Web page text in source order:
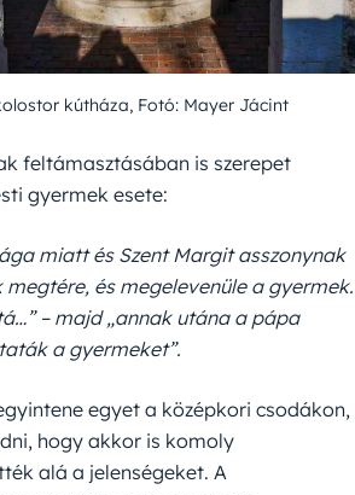
kútháza, Fotó: Mayer Jácint
feltámasztásában is szerepet
gyermek esete:
miatt és Szent Margit asszonynak
és megelevenüle a gyermek.
– majd „annak utána a pápa
a gyermeket”.
egyet a középkori csodákon,
hogy akkor is komoly
alá a jelenségeket. A